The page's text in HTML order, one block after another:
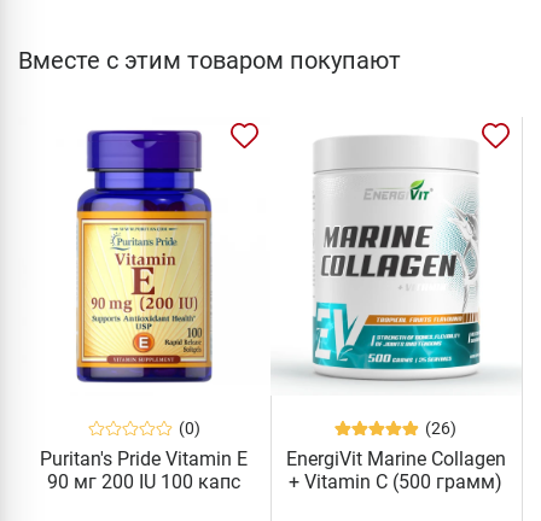
Вместе с этим товаром покупают
(0)
Puritan's Pride Vitamin E
90 мг 200 IU 100 капс
(26)
EnergiVit Marine Collagen
+ Vitamin C (500 грамм)